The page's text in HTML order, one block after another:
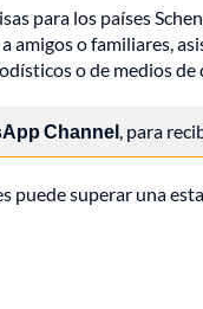
para los países
amigos o familiares,
o de medios
Channel, para
puede superar una